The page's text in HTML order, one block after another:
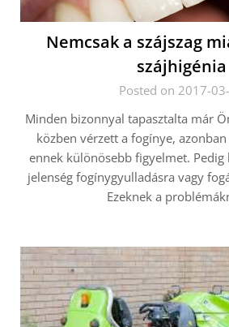
Nemcsak a szájszag
szájhigénia
Posted on 2017-
Minden bizonnyal tapasztalta már
közben vérzett a fogínye,
ennek különösebb figyelmet. Pedig
jelenség fogínygyulladásra vagy
Ezeknek a